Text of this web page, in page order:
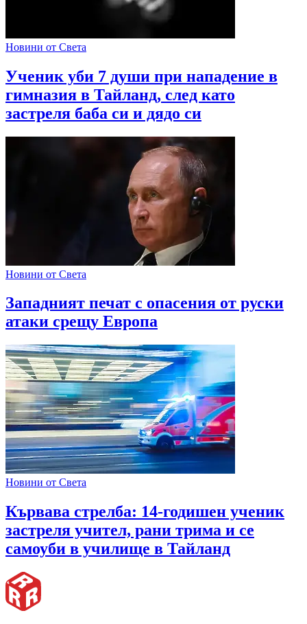
Новини от Света
Ученик уби 7 души при нападение в
гимназия в Тайланд, след като
застреля баба си и дядо си
Новини от Света
Западният печат с опасения от руски
атаки срещу Европа
Новини от Света
Кървава стрелба: 14-годишен ученик
застреля учител, рани трима и се
самоуби в училище в Тайланд